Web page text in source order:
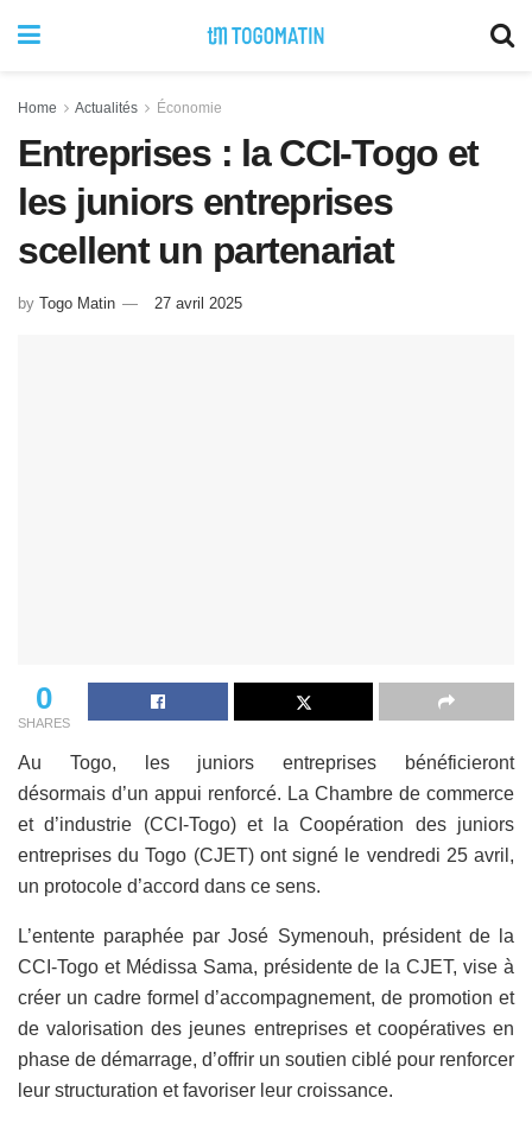
Home Actualités Économie
Entreprises : la CCI-Togo et
les juniors entreprises
scellent un partenariat
by Togo Matin 27 avril 2025
0
SHARES
Au Togo, les juniors entreprises bénéficieront
désormais d’un appui renforcé. La Chambre de commerce
et d’industrie (CCI-Togo) et la Coopération des juniors
entreprises du Togo (CJET) ont signé le vendredi 25 avril,
un protocole d’accord dans ce sens.
L’entente paraphée par José Symenouh, président de la
CCI-Togo et Médissa Sama, présidente de la CJET, vise à
créer un cadre formel d’accompagnement, de promotion et
de valorisation des jeunes entreprises et coopératives en
phase de démarrage, d’offrir un soutien ciblé pour renforcer
leur structuration et favoriser leur croissance.